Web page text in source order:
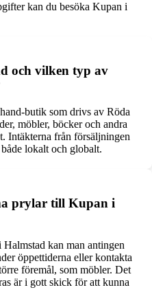
kan du besöka Kupan i
och vilken typ av
butik som drivs av Röda
möbler, böcker och andra
Intäkterna från försäljningen
lokalt och globalt.
prylar till Kupan i
kan man antingen
öppettiderna eller kontakta
föremål, som möbler. Det
är i gott skick för att kunna